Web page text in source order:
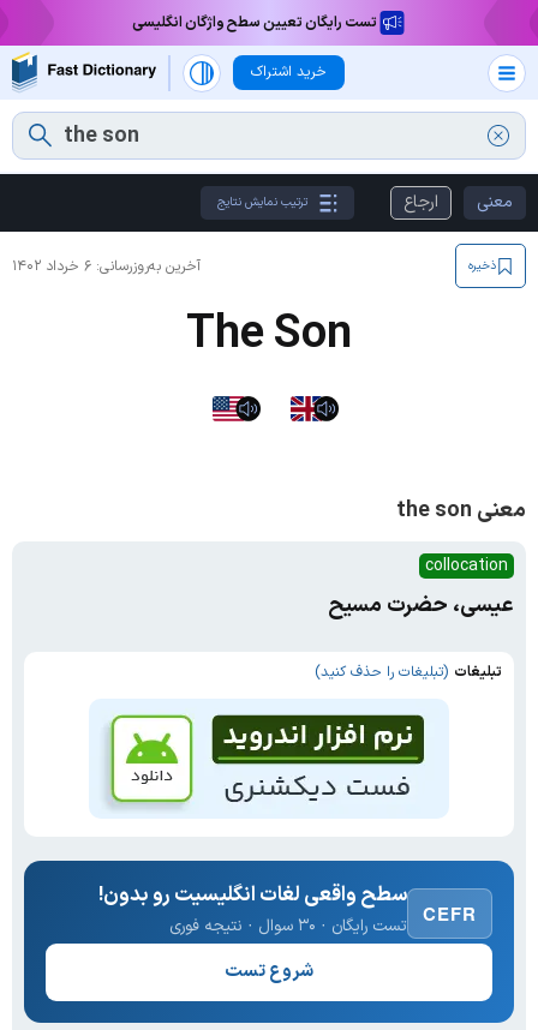
تست رایگان تعیین سطح واژگان انگلیسی
خرید اشتراک
معنی ارجاع ترتیب نمایش نتایج
آخرین به‌روزرسانی: ۶ خرداد ۱۴۰۲ ذخیره
The Son
معنی the son
collocation
عیسی، حضرت مسیح
تبلیغات (تبلیغات را حذف کنید)
CEFR
سطح واقعی لغات انگلیسیت رو بدون!
تست رایگان · ۳۰ سوال · نتیجه فوری
شروع تست